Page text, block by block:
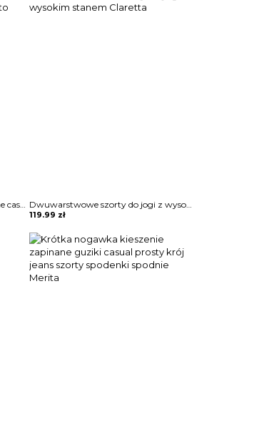
Krótka nogawka kieszenie wiązane casual prosty boho lato lekkie luźne szorty spodenki spodnie Berrie Dwuwarstwowe szorty do jogi z wysokim stanem Claretta
119.99 zł